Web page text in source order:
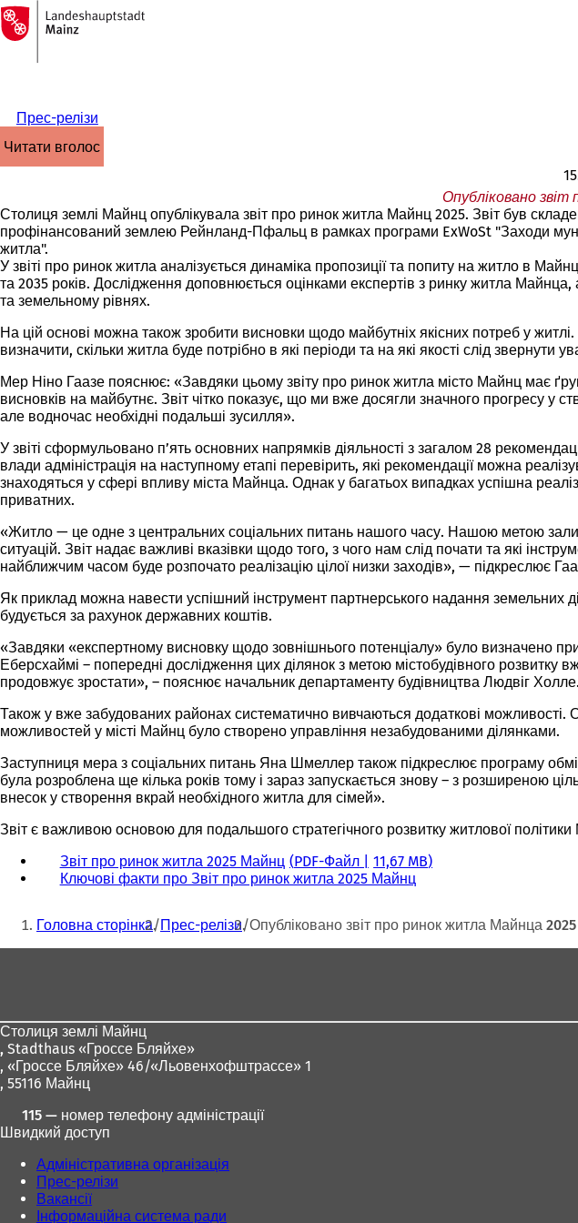
Перейти до змісту
На
головну
сторінку
Прес-релізи
читати вголос
Опубліковано
Столиця землі Майнц опублікувала звіт про ринок житла Майнц 2025. Звіт був
профінансований землею Рейнланд-Пфальц в рамках програми ExWoSt "Заходи
житла".
У звіті про ринок житла аналізується динаміка пропозиції та попиту на житло в
та 2035 років. Дослідження доповнюється оцінками експертів з ринку житла
та земельному рівнях.
На цій основі можна також зробити висновки щодо майбутніх якісних потреб у
визначити, скільки житла буде потрібно в які періоди та на які якості слід звернути
Мер Ніно Гаазе пояснює: «Завдяки цьому звіту про ринок житла місто Майнц має
висновків на майбутнє. Звіт чітко показує, що ми вже досягли значного прогресу у
але водночас необхідні подальші зусилля».
У звіті сформульовано п’ять основних напрямків діяльності з загалом 28
влади адміністрація на наступному етапі перевірить, які рекомендації можна
знаходяться у сфері впливу міста Майнца. Однак у багатьох випадках успішна
приватних.
«Житло — це одне з центральних соціальних питань нашого часу. Нашою метою
ситуацій. Звіт надає важливі вказівки щодо того, з чого нам слід почати та які
найближчим часом буде розпочато реалізацію цілої низки заходів», — підкреслює
Як приклад можна навести успішний інструмент партнерського надання земельних
будується за рахунок державних коштів.
«Завдяки «експертному висновку щодо зовнішнього потенціалу» було визначено
Еберсхаймі – попередні дослідження цих ділянок з метою містобудівного
продовжує зростати», – пояснює начальник департаменту будівництва Людвіг Холле.
Також у вже забудованих районах систематично вивчаються додаткові можливості.
можливостей у місті Майнц було створено управління незабудованими ділянками.
Заступниця мера з соціальних питань Яна Шмеллер також підкреслює програму
була розроблена ще кілька років тому і зараз запускається знову – з розширеною
внесок у створення вкрай необхідного житла для сімей».
Звіт є важливою основою для подальшого стратегічного розвитку житлової
Звіт про ринок житла 2025 Майнц
PDF-Файл
11,67 MB
Ключові факти про Звіт про ринок житла 2025 Майнц
Ти
тут:
Головна сторінка Прес-релізи Опубліковано звіт про ринок житла Майнца 2025
Столиця землі Майнц
, Stadthaus «Гроссе Бляйхе»
, «Гроссе Бляйхе» 46/«Льовенхофштрассе» 1
, 55116 Майнц
115 — номер телефону адміністрації
Швидкий доступ
Адміністративна організація
Прес-релізи
Вакансії
Інформаційна система ради